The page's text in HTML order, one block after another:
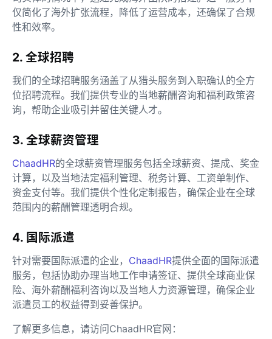
仅简化了海外扩张流程，降低了运营成本，还确保了合规
性和效率。
2. 全球招聘
我们的全球招聘服务涵盖了从猎头服务到入职确认的全方
位招聘流程。我们提供专业的当地薪酬咨询和福利政策咨
询，帮助企业吸引并留住关键人才。
3. 全球薪资管理
ChaadHR的全球薪资管理服务包括全球薪资、提成、奖金
计算，以及当地法定福利管理、税务计算、工资单制作、
资金支付等。我们提供个性化定制报告，确保企业在全球
范围内的薪酬管理透明合规。
4. 国际派遣
针对需要国际派遣的企业， ChaadHR提供全面的国际派遣
服务，包括协助办理当地工作申请签证、提供全球商业保
险、海外薪酬福利咨询以及当地人力资源管理，确保企业
派遣员工的权益得到妥善保护。
了解更多信息，请访问ChaadHR官网：